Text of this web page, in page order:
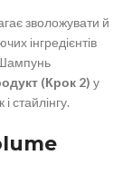
зволожувати й
інгредієнтів
Шампунь
(Крок 2) у
стайлінгу.